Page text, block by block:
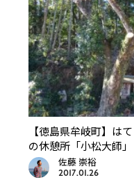
【徳島県牟岐町】は
の休憩所「小松大師
佐藤 崇裕
2017.01.26